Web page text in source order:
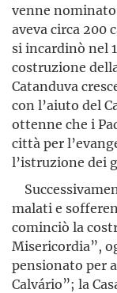
venne nominato
aveva circa 200
si incardinò nel
costruzione
Catanduva
con l’aiuto del
ottenne che i
città per
l’istruzione dei
malati e
cominciò la
Misericordia”,
pensionato per
Calvário”; la